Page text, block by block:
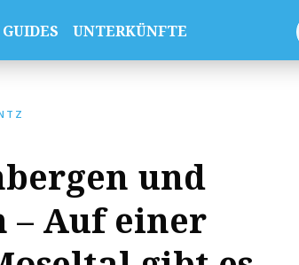
GUIDES UNTERKÜNFTE
und
– Auf einer